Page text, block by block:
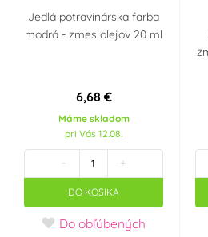
Jedlá potravinárska farba
modrá - zmes olejov 20 ml
6,68 €
Máme skladom
pri Vás 12.08.
- +
DO KOŠÍKA
Do obľúbených